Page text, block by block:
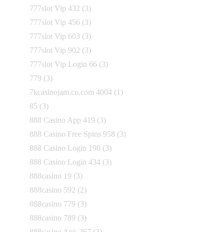
777slot Vip 432 (3)
777slot Vip 456 (3)
777slot Vip 603 (3)
777slot Vip 902 (3)
777slot Vip Login 66 (3)
779 (3)
7kcasinojam.co.com 4004 (1)
85 (3)
888 Casino App 419 (3)
888 Casino Free Spins 958 (3)
888 Casino Login 198 (3)
888 Casino Login 434 (3)
888casino 19 (3)
888casino 592 (2)
888casino 779 (3)
888casino 789 (3)